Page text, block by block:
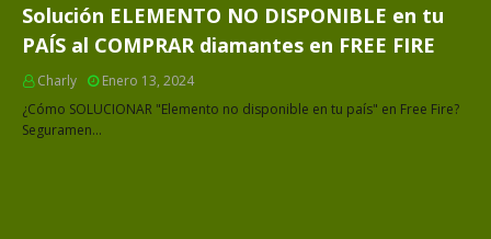
Solución ELEMENTO NO DISPONIBLE en tu
PAÍS al COMPRAR diamantes en FREE FIRE
Charly
Enero 13, 2024
¿Cómo SOLUCIONAR "Elemento no disponible en tu país" en Free Fire?
Seguramen…